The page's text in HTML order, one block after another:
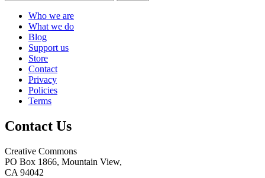
Who we are
What we do
Blog
Support us
Store
Contact
Privacy
Policies
Terms
Contact Us
Creative Commons
PO Box 1866, Mountain View,
CA 94042